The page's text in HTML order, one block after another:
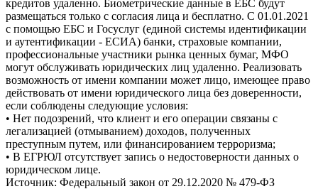
кредитов удаленно. Биометрические данные в ЕБС будут
размещаться только с согласия лица и бесплатно. С 01.01.2021
с помощью ЕБС и Госуслуг (единой системы идентификации
и аутентификации - ЕСИА) банки, страховые компании,
профессиональные участники рынка ценных бумаг, МФО
могут обслуживать юридических лиц удаленно. Реализовать
возможность от имени компании может лицо, имеющее право
действовать от имени юридического лица без доверенности,
если соблюдены следующие условия:
• Нет подозрений, что клиент и его операции связаны с
легализацией (отмыванием) доходов, полученных
преступным путем, или финансированием терроризма;
• В ЕГРЮЛ отсутствует запись о недостоверности данных о
юридическом лице.
Источник: Федеральный закон от 29.12.2020 № 479-ФЗ